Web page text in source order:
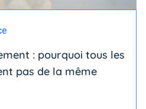
: pourquoi tous les
pas de la même